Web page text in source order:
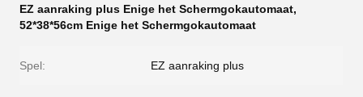
EZ aanraking plus Enige het Schermgokautomaat,
52*38*56cm Enige het Schermgokautomaat
Spel: EZ aanraking plus